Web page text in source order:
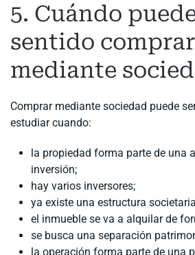
5. Cuándo
sentido comprar
mediante
Comprar mediante sociedad puede
estudiar cuando:
la propiedad forma parte de una
inversión;
hay varios inversores;
ya existe una estructura
el inmueble se va a alquilar de
se busca una separación
la operación forma parte de una